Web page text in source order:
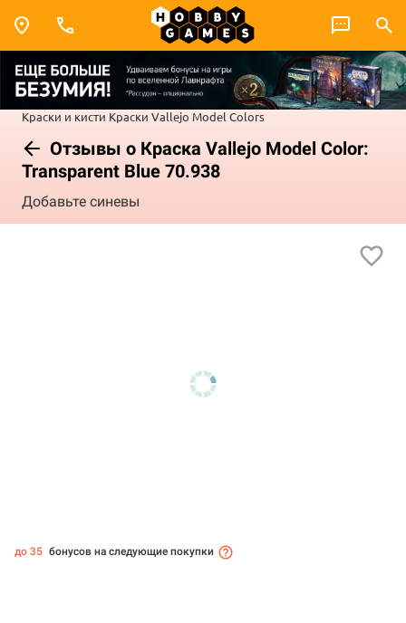
Краски и кисти Краски Vallejo Model Colors
Отзывы о Краска Vallejo Model Color:
Transparent Blue 70.938
Добавьте синевы
до 35 бонусов на следующие покупки